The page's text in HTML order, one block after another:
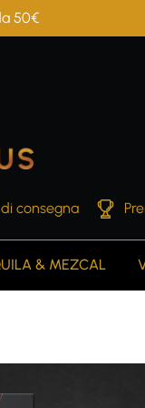
50€
consegna
& MEZCAL